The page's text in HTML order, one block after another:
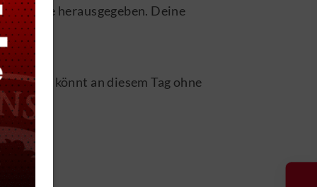
herausgegeben. Deine
Ihr könnt an diesem Tag ohne